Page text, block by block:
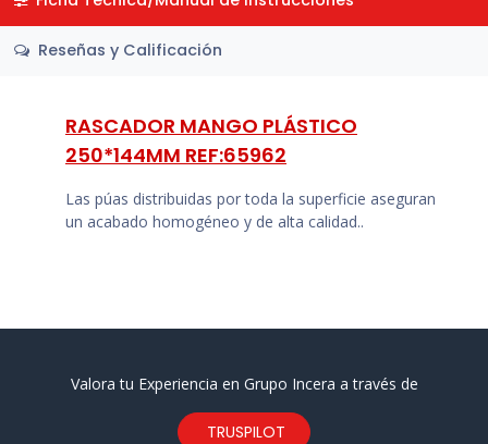
Reseñas y Calificación
RASCADOR MANGO PLÁSTICO
250*144MM REF:65962
Las púas distribuidas por toda la superficie aseguran
un acabado homogéneo y de alta calidad..
Valora tu Experiencia en Grupo Incera a través de
TRUSPILOT